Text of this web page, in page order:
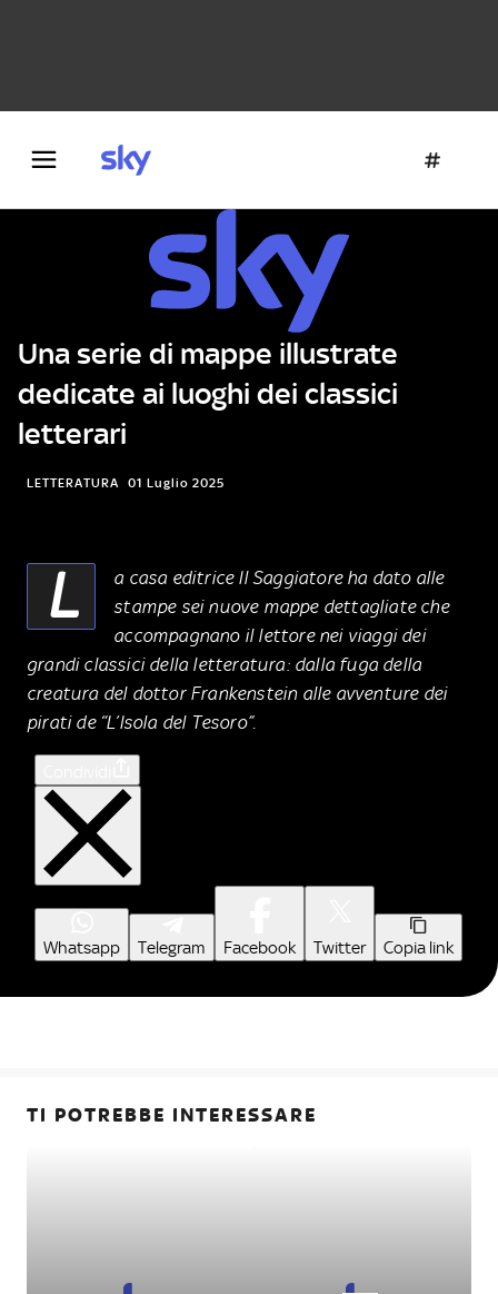
Una serie di mappe illustrate
dedicate ai luoghi dei classici
letterari
LETTERATURA 01 Luglio 2025
L
a casa editrice Il Saggiatore ha dato alle
stampe sei nuove mappe dettagliate che
accompagnano il lettore nei viaggi dei
grandi classici della letteratura: dalla fuga della
creatura del dottor Frankenstein alle avventure dei
pirati de “L’Isola del Tesoro”.
Whatsapp Telegram Facebook Twitter Copia link
TI POTREBBE INTERESSARE